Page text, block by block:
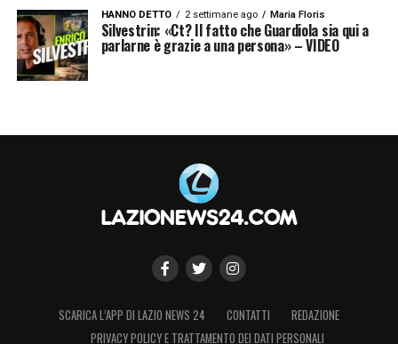
HANNO DETTO 2 settimane ago Maria Floris
Silvestrin: «Ct? Il fatto che Guardiola sia qui a
parlarne è grazie a una persona» – VIDEO
SCARICA L’APP DI LAZIO NEWS 24 CONTATTI
REDAZIONE
PRIVACY POLICY E TRATTAMENTO DEI DATI PERSONALI